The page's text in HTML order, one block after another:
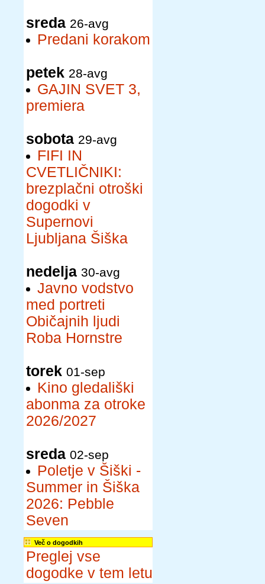
sreda 26-avg
Predani korakom
petek 28-avg
GAJIN SVET 3,
premiera
sobota 29-avg
FIFI IN
CVETLIČNIKI:
brezplačni otroški
dogodki v
Supernovi
Ljubljana Šiška
nedelja 30-avg
Javno vodstvo
med portreti
Običajnih ljudi
Roba Hornstre
torek 01-sep
Kino gledališki
abonma za otroke
2026/2027
sreda 02-sep
Poletje v Šiški -
Summer in Šiška
2026: Pebble
Seven
Več o dogodkih
Preglej vse
dogodke v tem letu